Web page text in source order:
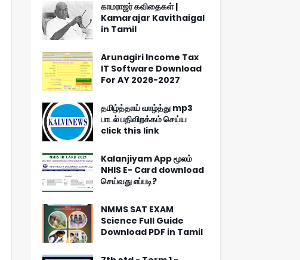
காமராஜர் கவிதைகள் |
Kamarajar Kavithaigal
in Tamil
Arunagiri Income Tax
IT Software Download
For AY 2026-2027
தமிழ்த்தாய் வாழ்த்து mp3
பாடல் பதிவிறக்கம் செய்ய
click this link
Kalanjiyam App மூலம்
NHIS E- Card download
செய்வது எப்படி?
NMMS SAT EXAM
Science Full Guide
Download PDF in Tamil